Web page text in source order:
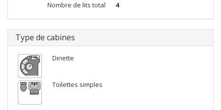
Nombre de lits total
4
Type de cabines
Dinette
Toilettes simples